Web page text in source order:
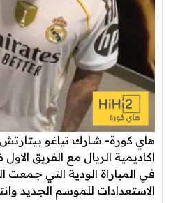
هاي كورة- شارك تياغو بيتارتش
اكاديمية الريال مع الفريق الاول
في المباراة الودية التي
الاستعدادات للموسم الجديد